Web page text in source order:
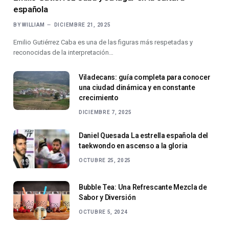
española
BY WILLIAM DICIEMBRE 21, 2025
Emilio Gutiérrez Caba es una de las figuras más respetadas y
reconocidas de la interpretación…
Viladecans: guía completa para conocer
una ciudad dinámica y en constante
crecimiento
DICIEMBRE 7, 2025
Daniel Quesada La estrella española del
taekwondo en ascenso a la gloria
OCTUBRE 25, 2025
Bubble Tea: Una Refrescante Mezcla de
Sabor y Diversión
OCTUBRE 5, 2024